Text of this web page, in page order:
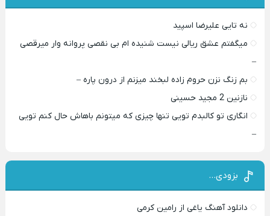
نه تایی علیرضا اسپید
میگفتم عشق ریالی نیست شنیده ام بی نقصی پروانه وار میرقصی
–
بم زنگ نزن حروم زاده لبخند میزنم از درون پاره –
نازنین 2 مجید حسینی
انگاری تو کالبدم تویی تنها چیزی که میتونم باهاش حال کنم تویی
–
بزودی…
دانلود آهنگ یاغی از رامین کرمی